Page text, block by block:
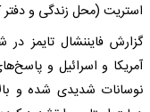
استریت (محل زندگی و
گزارش فایننشال تایمز
آمریکا و اسرائیل و
نوسانات شدیدی شده و